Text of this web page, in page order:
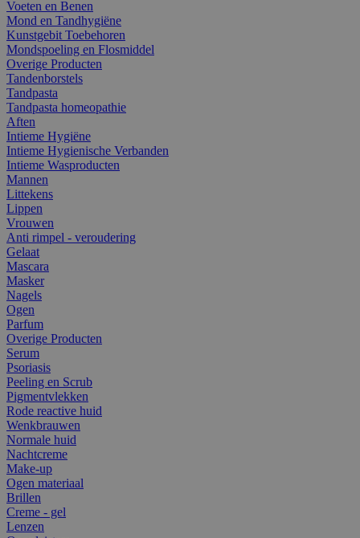
Voeten en Benen
Mond en Tandhygiëne
Kunstgebit Toebehoren
Mondspoeling en Flosmiddel
Overige Producten
Tandenborstels
Tandpasta
Tandpasta homeopathie
Aften
Intieme Hygiëne
Intieme Hygienische Verbanden
Intieme Wasproducten
Mannen
Littekens
Lippen
Vrouwen
Anti rimpel - veroudering
Gelaat
Mascara
Masker
Nagels
Ogen
Parfum
Overige Producten
Serum
Psoriasis
Peeling en Scrub
Pigmentvlekken
Rode reactive huid
Wenkbrauwen
Normale huid
Nachtcreme
Make-up
Ogen materiaal
Brillen
Creme - gel
Lenzen